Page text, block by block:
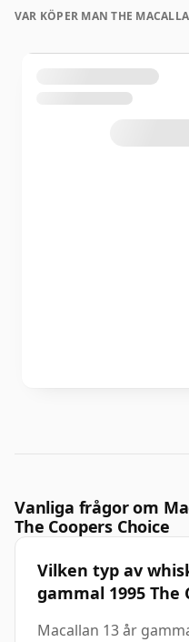
VAR KÖPER MAN THE
Vanliga frågor om
The Coopers Choice
Vilken typ av
gammal 1995 The
Macallan 13 år